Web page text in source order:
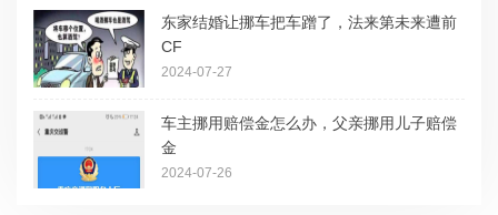
东家结婚让挪车把车蹭了，法来第未来遭前
CF
2024-07-27
车主挪用赔偿金怎么办，父亲挪用儿子赔偿
金
2024-07-26